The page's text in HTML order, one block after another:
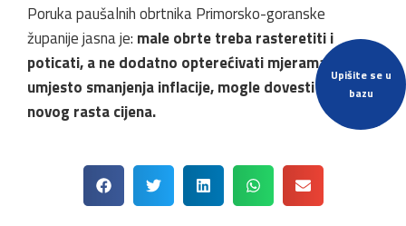
Upišite se u
bazu
Poruka paušalnih obrtnika Primorsko-goranske
županije jasna je: male obrte treba rasteretiti i
poticati, a ne dodatno opterećivati mjerama koje bi,
umjesto smanjenja inflacije, mogle dovesti do
novog rasta cijena.